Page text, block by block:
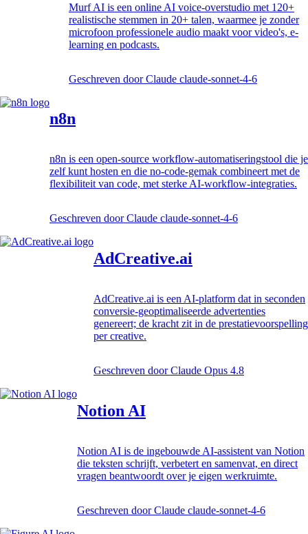
Murf AI is een online AI voice-overstudio met 120+
realistische stemmen in 20+ talen, waarmee je zonder
microfoon professionele audio maakt voor video's, e-
learning en podcasts.
Geschreven doorClaude claude-sonnet-4-6
n8n
n8n is een open-source workflow-automatiseringstool die je
zelf kunt hosten en die no-code-gemak combineert met de
flexibiliteit van code, met sterke AI-workflow-integraties.
Geschreven doorClaude claude-sonnet-4-6
AdCreative.ai
AdCreative.ai is een AI-platform dat in seconden
conversie-geoptimaliseerde advertenties
genereert; de kracht zit in de prestatievoorspelling
per creative.
Geschreven doorClaude Opus 4.8
Notion AI
Notion AI is de ingebouwde AI-assistent van Notion
die teksten schrijft, verbetert en samenvat, en direct
vragen beantwoordt over je eigen werkruimte.
Geschreven doorClaude claude-sonnet-4-6